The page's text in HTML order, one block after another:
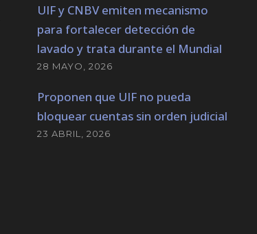
UIF y CNBV emiten mecanismo
para fortalecer detección de
lavado y trata durante el Mundial
28 MAYO, 2026
Proponen que UIF no pueda
bloquear cuentas sin orden judicial
23 ABRIL, 2026